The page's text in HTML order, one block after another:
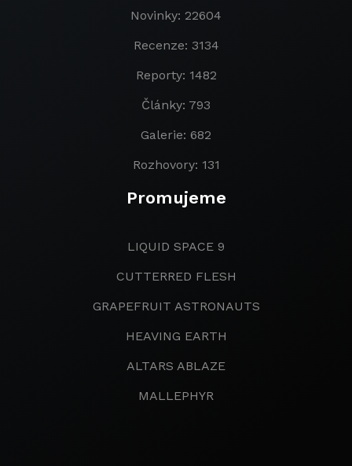
Novinky: 22604
Recenze: 3134
Reporty: 1482
Články: 793
Galerie: 682
Rozhovory: 131
Promujeme
LIQUID SPACE 9
CUTTERRED FLESH
GRAPEFRUIT ASTRONAUTS
HEAVING EARTH
ALTARS ABLAZE
MALLEPHYR